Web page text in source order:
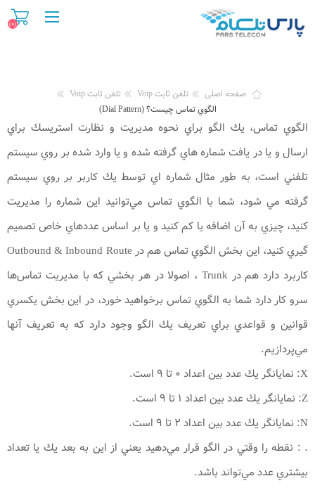
(۰)
صفحه اصلی تلفن ثابت Voip
تلفن ثابت Voip
الگوي تماس چيست؟ (Dial Pattern)
الگوي تماس، يك الگو براي نحوه مديريت و نظارت استريسك براي
ارسال و يا در يافت شماره هاي گرفته شده و يا وارد شده بر روي سيستم
تلفني است، به طور مثال شماره اي توسط يك كاربر بر روي سيستم
گرفته مي شود، شما با الگوي تماس مي‌توانيد اين شماره را مديريت
كنيد، چيزي به آن اضافه يا كم كنيد و يا بر اساس عدد‌هاي خاص تصميم
گيري كنيد، اين بخش الگوي تماس هم در Outbound & Inbound Route
كاربرد دارد هم در Trunk ، اصولا در هر بخشي كه با مديريت تماس‌ها
سرو كار دارد شما به الگوي تماس برخواهيد خورد، در اين بخش يكسري
قوانين و قواعدي براي تعريف يك الگو وجود دارد كه به تعريف آنها
مي‌پردازيم.
X: نمايانگر يك عدد بين اعداد ۰ تا ۹ است.
Z: نمايانگر يك عدد بين اعداد ۱ تا ۹ است.
N: نمايانگر يك عدد بين اعداد ۲ تا ۹ است.
. : نقطه را وقتي در الگو قرار مي‌دهيد يعني از اين به بعد يك يا تعداد
بيشتري عدد مي‌تواند باشد.